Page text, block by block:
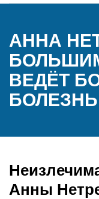
АННА
ВЕДЁТ
Анны